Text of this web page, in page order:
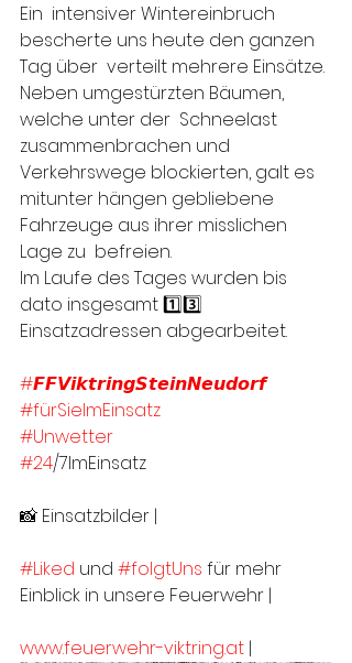
Ein  intensiver Wintereinbruch
bescherte uns heute den ganzen
Tag über  verteilt mehrere Einsätze.
Neben umgestürzten Bäumen,
welche unter der  Schneelast
zusammenbrachen und
Verkehrswege blockierten, galt es
mitunter hängen gebliebene
Fahrzeuge aus ihrer misslichen
Lage zu  befreien.
Im Laufe des Tages wurden bis
dato insgesamt 1️⃣3️⃣
Einsatzadressen abgearbeitet.
#𝙁𝙁𝙑𝙞𝙠𝙩𝙧𝙞𝙣𝙜𝙎𝙩𝙚𝙞𝙣𝙉𝙚𝙪𝙙𝙤𝙧𝙛
#fürSieImEinsatz
#Unwetter
#24/7ImEinsatz
📸 Einsatzbilder |
#Liked und #folgtUns für mehr
Einblick in unsere Feuerwehr |
www.feuerwehr-viktring.at |